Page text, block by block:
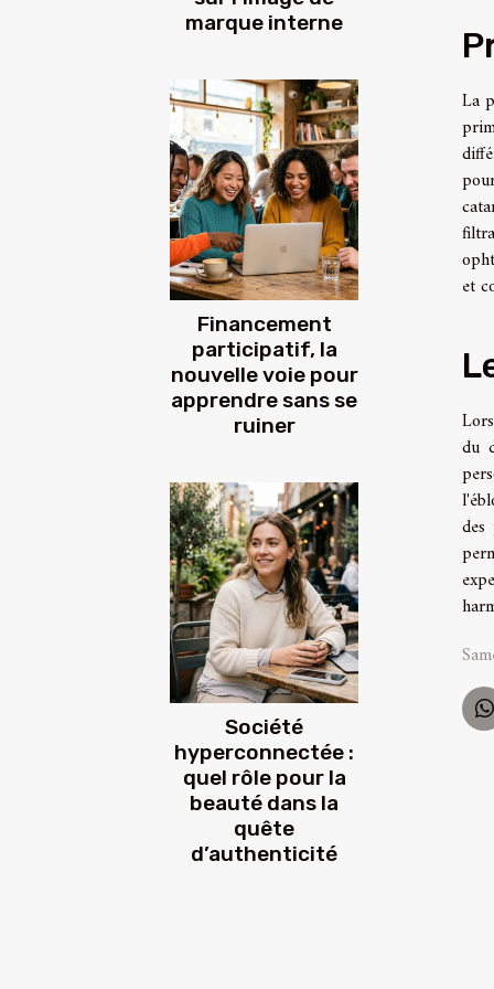
marque interne
Financement
participatif, la
nouvelle voie pour
apprendre sans se
ruiner
Société
hyperconnectée :
quel rôle pour la
beauté dans la
quête
d’authenticité
La
et
du